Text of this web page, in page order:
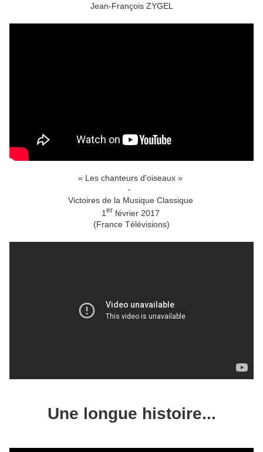
Jean-François ZYGEL
« Les chanteurs d'oiseaux »
-
Victoires de la Musique Classique
1er février 2017
(France Télévisions)
Une longue histoire...